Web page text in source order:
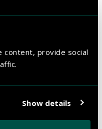
content, provide social
Show details
östlichen Seite des
Markt abgeschlossen.
sich für das Design